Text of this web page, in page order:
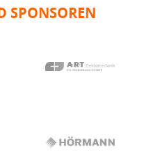
SPONSOREN